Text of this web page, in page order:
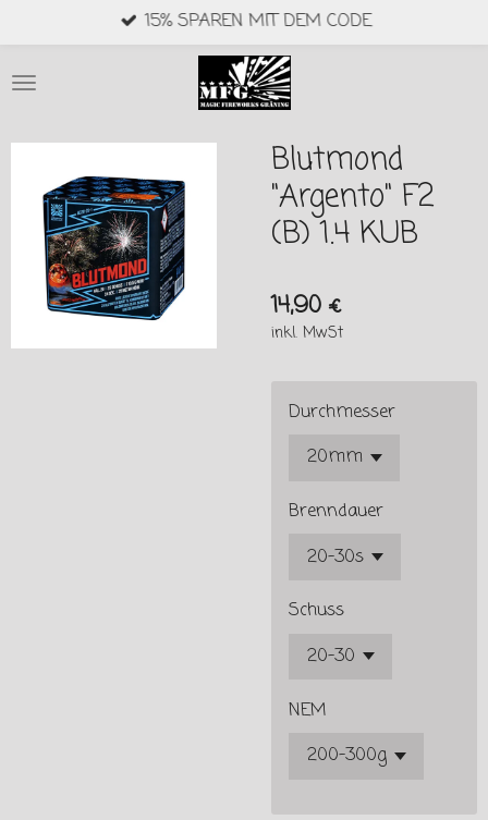
springen
15% SPAREN MIT DEM CODE
Blutmond
"Argento" F2
(B) 1.4 KUB
14,90 €
inkl. MwSt
Durchmesser
Brenndauer
Schuss
NEM